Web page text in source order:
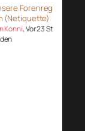
Forenreg
(Netiquette)
Konni, Vor 23 St